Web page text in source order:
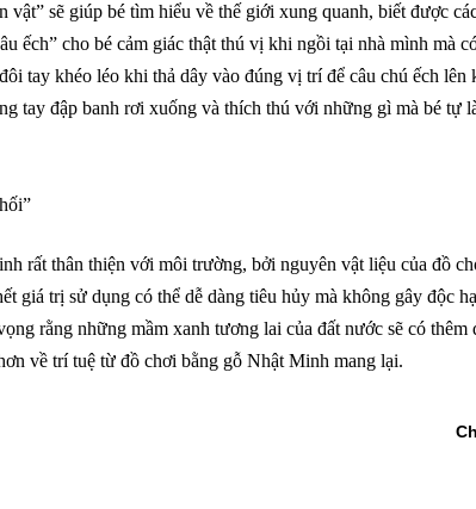
vật” sẽ giúp bé tìm hiểu về thế giới xung quanh, biết được
ếch” cho bé cảm giác thật thú vị khi ngồi tại nhà mình mà
tay khéo léo khi thả dây vào đúng vị trí để câu chú ếch
tay đập banh rơi xuống và thích thú với những gì mà bé tự
rất thân thiện với môi trường, bởi nguyên vật liệu của đồ
giá trị sử dụng có thể dễ dàng tiêu hủy mà không gây độc
rằng những mầm xanh tương lai của đất nước sẽ có
về trí tuệ từ đồ chơi bằng gỗ Nhật Minh mang lại.